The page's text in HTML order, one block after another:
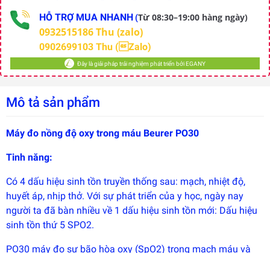
HỖ TRỢ MUA NHANH(Từ 08:30–19:00 hàng ngày)
0932515186 Thu (zalo)
0902699103 Thu (Zalo)
Đây là giải pháp trải nghiệm phát triển bởi EGANY
Mô tả sản phẩm
Máy đo nồng độ oxy trong máu Beurer PO30
Tinh năng:
Có 4 dấu hiệu sinh tồn truyền thống sau: mạch, nhiệt độ,
huyết áp, nhịp thở. Với sự phát triển của y học, ngày nay
người ta đã bàn nhiều về 1 dấu hiệu sinh tồn mới: Dấu hiệu
sinh tồn thứ 5 SPO2.
PO30 máy đo sự bão hòa oxy (SpO2) trong mạch máu và
pháp
trải
nghiệm
phát